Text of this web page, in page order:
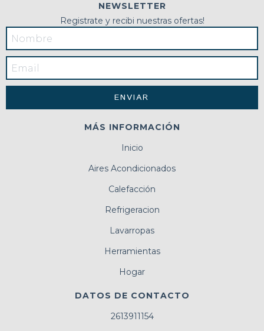
NEWSLETTER
Registrate y recibi nuestras ofertas!
MÁS INFORMACIÓN
Inicio
Aires Acondicionados
Calefacción
Refrigeracion
Lavarropas
Herramientas
Hogar
DATOS DE CONTACTO
2613911154